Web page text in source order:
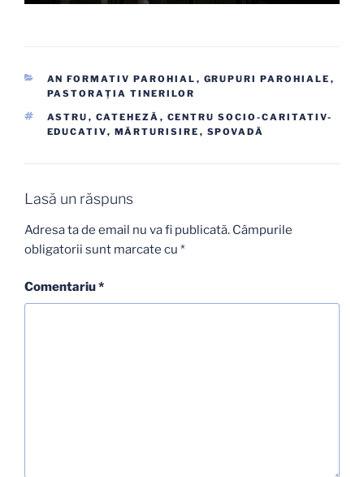
CATEGORII
AN FORMATIV PAROHIAL , GRUPURI PAROHIALE ,
PASTORAŢIA TINERILOR
ETICHETE
ASTRU , CATEHEZĂ , CENTRU SOCIO-CARITATIV-
EDUCATIV, MĂRTURISIRE , SPOVADĂ
Lasă un răspuns
Adresa ta de email nu va fi publicată. Câmpurile
obligatorii sunt marcate cu *
Comentariu*